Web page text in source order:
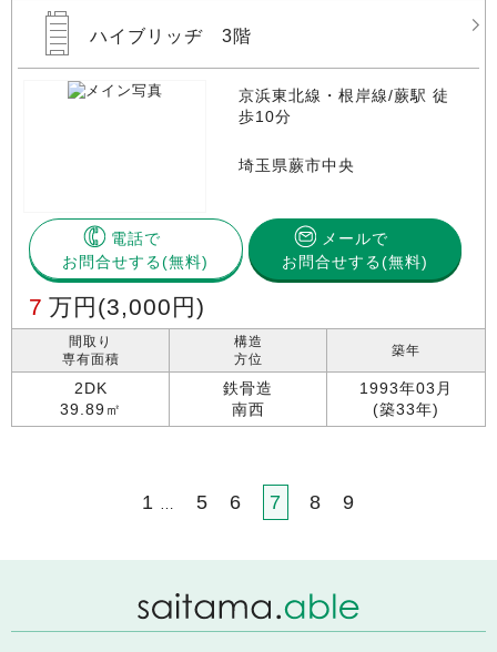
ハイブリッヂ 3階
京浜東北線・根岸線/蕨駅 徒
歩10分
埼玉県蕨市中央
電話で
お問合せする
メールで
お問合せする(無料)
7 万円 (3,000円)
間取り
専有面積
2DK
39.89㎡
構造
方位
鉄骨造
南西
築年
1993年03月
(築33年)
1 … 5 6 7 8 9